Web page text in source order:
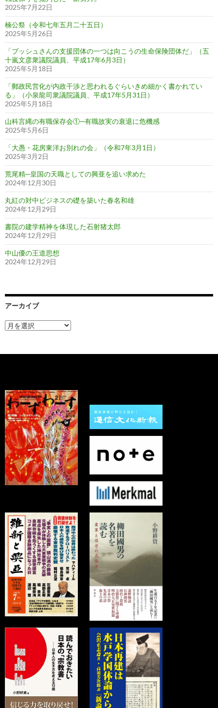
2025年7月22日
楠公祭（令和七年五月二十五日）
2025年5月26日
「ブッシュさんの支援団体の一つは向こうの生命保険団体だ」（五
十嵐文彦衆議院議員、平成17年6月3日）
2025年5月18日
「郵政民営化が内政干渉と思われるぐらいきめ細かく書かれてい
る」（小泉龍司衆議院議員、平成17年5月31日）
2025年5月18日
山科言縄の有職保存会①─有職故実の衰退に危機感
2025年5月6日
「大愚・花房東洋お別れの会」（令和7年3月1日）
2025年3月2日
荒尾精─皇国の天職としての興亜を追い求めた
2024年12月30日
丸紅の対中ビジネスの礎を築いた春名和雄
2024年12月29日
書院の建学精神を体現した石射猪太郎
2024年12月29日
中山優の王道思想
2024年12月29日
アーカイブ
ア
ー